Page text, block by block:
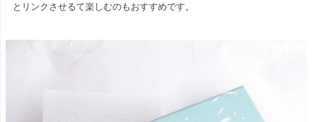
とリンクさせるて楽しむのもおすすめです。